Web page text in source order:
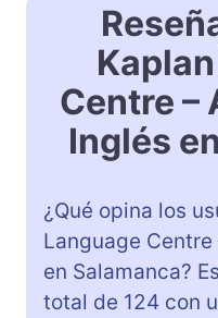
Centre –
Inglés
¿Qué opina los
Language
en Salamanca?
total de 124 con